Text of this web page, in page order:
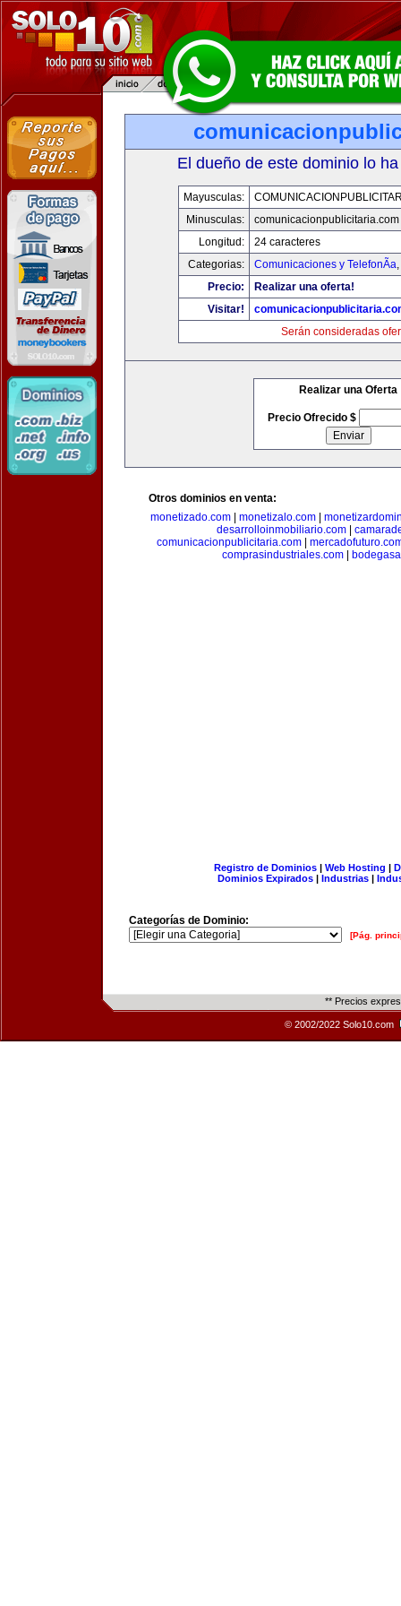
El dueño de este dominio lo
Mayusculas:
Minusculas:
comunicacionpublicitaria.com
Longitud:
24 caracteres
Categorias:
Comunicaciones y TelefonÃ­a,
Precio:
Realizar una oferta!
Visitar!
Serán consideradas
Realizar una Oferta
Precio Ofrecido $
Otros dominios en venta:
monetizado.com
monetizalo.com
desarrolloinmobiliario.com
comunicacionpublicitaria.com|
comprasindustriales.com|
Registro de Dominios| Web Hosting |
Dominios Expirados | Industrias |
Categorías de Dominio:
[Pág.
** Precios
© 2002/2022 Solo10.com